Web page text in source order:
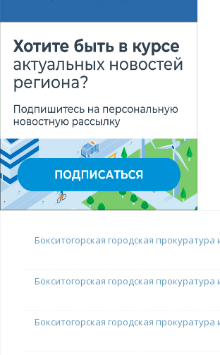
Бокситогорская городская
Бокситогорская городская
Бокситогорская городская